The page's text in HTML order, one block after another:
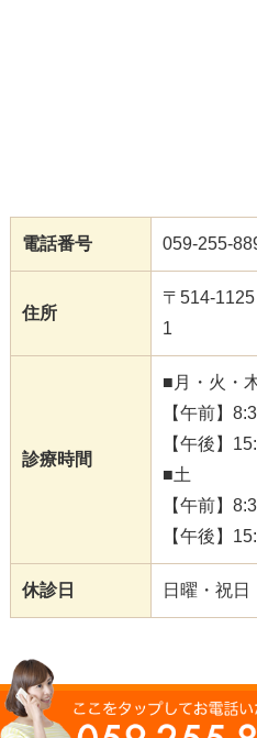
電話番号 059-255-
住所
〒514-
1
診療時間
■月・火・
【午前】
【午後】
■土
【午前】
【午後】
休診日 日曜・祝日
Copyright(c) 2020 津市もとまち整